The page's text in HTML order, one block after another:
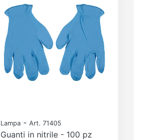
Lampa - Art. 71405
Guanti in nitrile - 100 pz